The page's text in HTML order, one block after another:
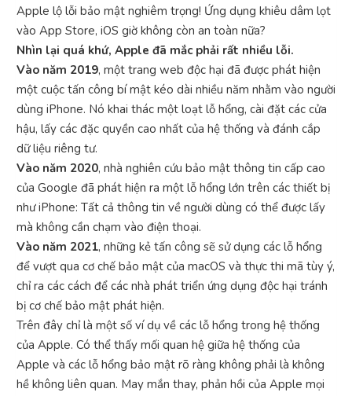
Apple lộ lỗi bảo mật nghiêm trọng! Ứng dụng khiêu dâm lọt
vào App Store, iOS giờ không còn an toàn nữa?
Nhìn lại quá khứ, Apple đã mắc phải rất nhiều lỗi.
Vào năm 2019, một trang web độc hại đã được phát hiện
một cuộc tấn công bí mật kéo dài nhiều năm nhằm vào người
dùng iPhone. Nó khai thác một loạt lỗ hổng, cài đặt các cửa
hậu, lấy các đặc quyền cao nhất của hệ thống và đánh cắp
dữ liệu riêng tư.
Vào năm 2020, nhà nghiên cứu bảo mật thông tin cấp cao
của Google đã phát hiện ra một lỗ hổng lớn trên các thiết bị
như iPhone: Tất cả thông tin về người dùng có thể được lấy
mà không cần chạm vào điện thoại.
Vào năm 2021, những kẻ tấn công sẽ sử dụng các lỗ hổng
để vượt qua cơ chế bảo mật của macOS và thực thi mã tùy ý,
chỉ ra các cách để các nhà phát triển ứng dụng độc hại tránh
bị cơ chế bảo mật phát hiện.
Trên đây chỉ là một số ví dụ về các lỗ hổng trong hệ thống
của Apple. Có thể thấy mối quan hệ giữa hệ thống của
Apple và các lỗ hổng bảo mật rõ ràng không phải là không
hề không liên quan. May mắn thay, phản hồi của Apple mọi